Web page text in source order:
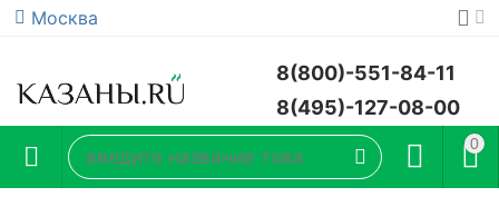
Москва
8(800)-551-84-11
8(495)-127-08-00
0